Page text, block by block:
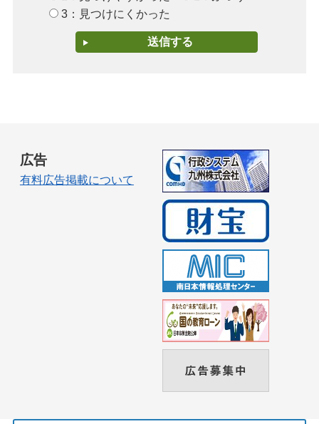
3：見つけにくかった
広告
有料広告掲載について